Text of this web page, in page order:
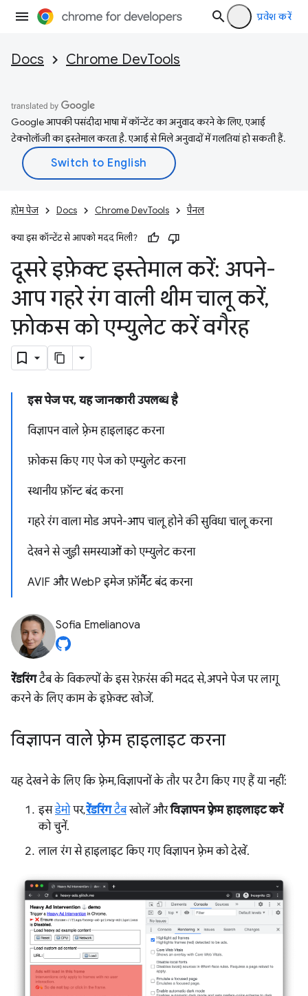
प्रवेश करें
Docs Chrome DevTools
Google आपकी पसंदीदा भाषा में कॉन्टेंट का अनुवाद करने के लिए, एआई
टेक्नोलॉजी का इस्तेमाल करता है. एआई से मिले अनुवादों में गलतियां हो सकती हैं.
होम पेज Docs Chrome DevTools पैनल
क्या इस कॉन्टेंट से आपको मदद मिली?
दूसरे इफ़ेक्ट इस्तेमाल करें: अपने-
आप गहरे रंग वाली थीम चालू करें,
फ़ोकस को एम्युलेट करें वगैरह
इस पेज पर, यह जानकारी उपलब्ध है
विज्ञापन वाले फ़्रेम हाइलाइट करना
फ़ोकस किए गए पेज को एम्युलेट करना
स्थानीय फ़ॉन्ट बंद करना
गहरे रंग वाला मोड अपने-आप चालू होने की सुविधा चालू करना
देखने से जुड़ी समस्याओं को एम्युलेट करना
AVIF और WebP इमेज फ़ॉर्मैट बंद करना
Sofia Emelianova
रेंडरिंगटैब के विकल्पों के इस रेफ़रंस की मदद से, अपने पेज पर लागू
करने के लिए काम के इफ़ेक्ट खोजें.
विज्ञापन वाले फ़्रेम हाइलाइट करना
यह देखने के लिए कि फ़्रेम, विज्ञापनों के तौर पर टैग किए गए हैं या नहीं:
इसडेमोपर,रेंडरिंगटैबखोलें औरविज्ञापन फ़्रेम हाइलाइट करें
को चुनें.
लाल रंग से हाइलाइट किए गए विज्ञापन फ़्रेम को देखें.